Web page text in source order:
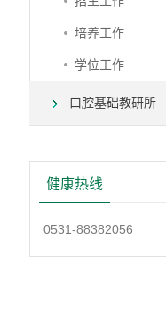
培养工作
学位工作
口腔基础教研所
健康热线
0531-88382056